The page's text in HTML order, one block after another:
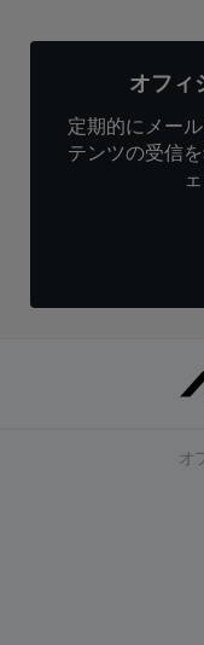
オフィ
定期的にメー
テンツの受信
オ